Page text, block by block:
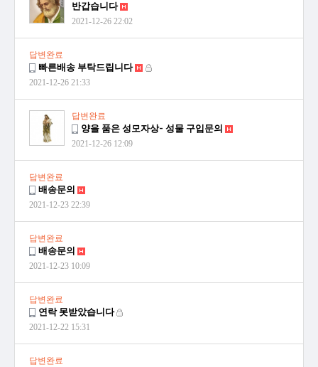
반갑습니다
2021-12-26 22:02
답변완료
빠른배송 부탁드립니다
2021-12-26 21:33
답변완료
양을 품은 성모자상- 성물 구입문의
2021-12-26 12:09
답변완료
배송문의
2021-12-23 22:39
답변완료
배송문의
2021-12-23 10:09
답변완료
연락 못받았습니다
2021-12-22 15:31
답변완료